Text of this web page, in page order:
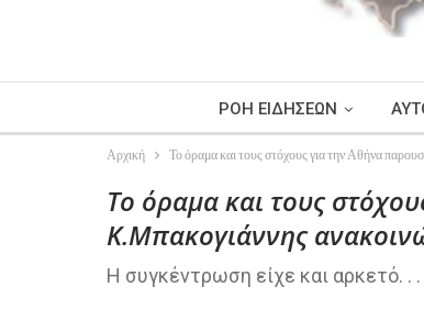
ΡΟΗ ΕΙΔΗΣΕΩΝ
Αρχική Το όραμα και τους στόχους για την Αθήνα
Το όραμα και τους
Κ.Μπακογιάννης
Η συγκέντρωση είχε και αρκετό.